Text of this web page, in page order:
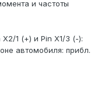
и частоты
1 (+) и Pin X1/3 (-):
автомобиля: прибл.